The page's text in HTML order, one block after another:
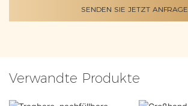
SENDEN SIE JETZT ANFRAGE
Verwandte Produkte